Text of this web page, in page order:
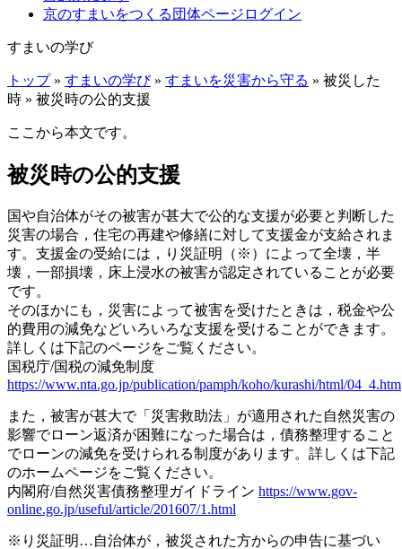
京のすまいをつくる団体ページログイン
すまいの学び
トップ» すまいの学び» すまいを災害から守る » 被災した
時 » 被災時の公的支援
ここから本文です。
被災時の公的支援
国や自治体がその被害が甚大で公的な支援が必要と判断した
災害の場合，住宅の再建や修繕に対して支援金が支給されま
す。支援金の受給には，り災証明（※）によって全壊，半
壊，一部損壊，床上浸水の被害が認定されていることが必要
です。
そのほかにも，災害によって被害を受けたときは，税金や公
的費用の減免などいろいろな支援を受けることができます。
詳しくは下記のページをご覧ください。
国税庁/国税の減免制度
https://www.nta.go.jp/publication/pamph/koho/kurashi/html/04_4.htm
また，被害が甚大で「災害救助法」が適用された自然災害の
影響でローン返済が困難になった場合は，債務整理すること
でローンの減免を受けられる制度があります。詳しくは下記
のホームページをご覧ください。
内閣府/自然災害債務整理ガイドライン https://www.gov-
online.go.jp/useful/article/201607/1.html
※り災証明…自治体が，被災された方からの申告に基づい